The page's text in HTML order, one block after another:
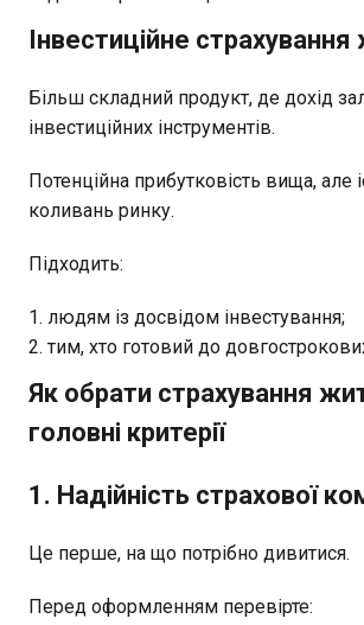
Інвестиційне
Більш складний продукт, де дохід
інвестиційних інструментів.
Потенційна прибутковість вища, але
коливань ринку.
Підходить:
людям із досвідом інвестування;
тим, хто готовий до
Як обрати страхування
головні критерії
1. Надійність страхової
Це перше, на що потрібно дивитися.
Перед оформленням перевірте: